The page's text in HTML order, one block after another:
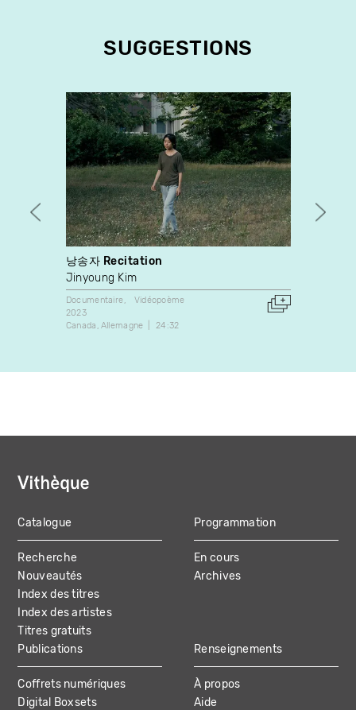
SUGGESTIONS
낭송자 Recitation
Jinyoung Kim
Documentaire
Vidéopoème
2023
Canada Allemagne 24:32
MAIN
NAVIGATION
Catalogue
Recherche
Nouveautés
Index des titres
Index des artistes
Titres gratuits
Programmation
En cours
Archives
Publications
Coffrets numériques
Digital Boxsets
Renseignements
À propos
Aide